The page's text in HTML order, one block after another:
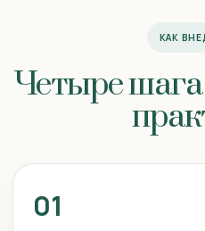
КАК
Четыре
01